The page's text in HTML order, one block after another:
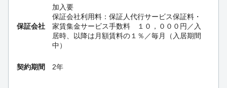
保証会社
加入要
保証会社利用料：保証人代行サービス保証料・
家賃集金サービス手数料 １０，０００円／入
居時、以降は月額賃料の１％／毎月（入居期間
中）
契約期間 2年